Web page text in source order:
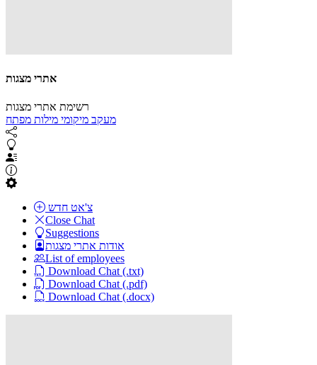
אתרי מצגות
רשימת אתרי מצגות
מעקב מיקומי מילות מפתח
צ'אט חדש
Close Chat
Suggestions
אודות אתרי מצגות
List of employees
Download Chat (.txt)
Download Chat (.pdf)
Download Chat (.docx)